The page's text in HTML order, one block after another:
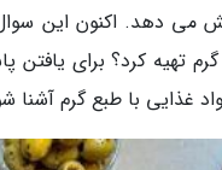
می دهد. اکنون این
تهیه کرد؟ برای یافتن
غذایی با طبع گرم آشنا